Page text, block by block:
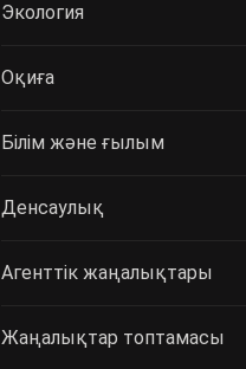
Экология
Оқиға
Білім және ғылым
Денсаулық
Агенттік жаңалықтары
Жаңалықтар топтамасы